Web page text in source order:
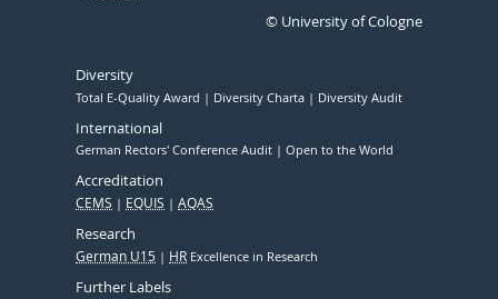
© University of Cologne
Diversity
Total E-Quality Award Diversity Charta Diversity Audit
International
German Rectors' Conference Audit Open to the World
Accreditation
CEMS EQUIS AQAS
Research
German U15 HR Excellence in Research
Further Labels